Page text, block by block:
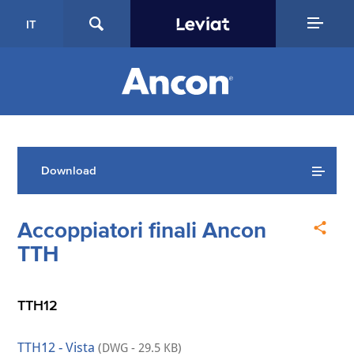
IT
Download
Accoppiatori finali Ancon
TTH
TTH12
TTH12 - Vista (DWG - 29.5 KB)